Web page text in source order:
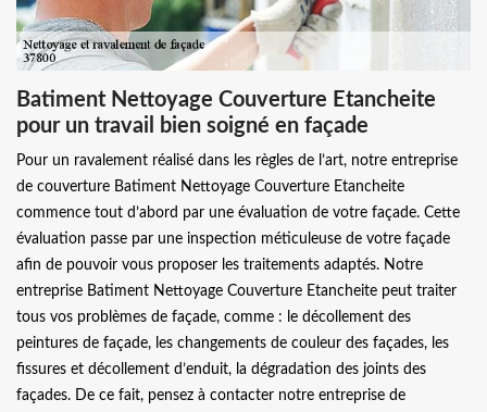
Batiment Nettoyage Couverture Etancheite
pour un travail bien soigné en façade
Pour un ravalement réalisé dans les règles de l’art, notre entreprise
de couverture Batiment Nettoyage Couverture Etancheite
commence tout d’abord par une évaluation de votre façade. Cette
évaluation passe par une inspection méticuleuse de votre façade
afin de pouvoir vous proposer les traitements adaptés. Notre
entreprise Batiment Nettoyage Couverture Etancheite peut traiter
tous vos problèmes de façade, comme : le décollement des
peintures de façade, les changements de couleur des façades, les
fissures et décollement d’enduit, la dégradation des joints des
façades. De ce fait, pensez à contacter notre entreprise de